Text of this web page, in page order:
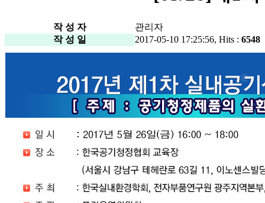
작 성 자
관리자
작 성 일
2017-05-10 17:25:56, Hits : 6548